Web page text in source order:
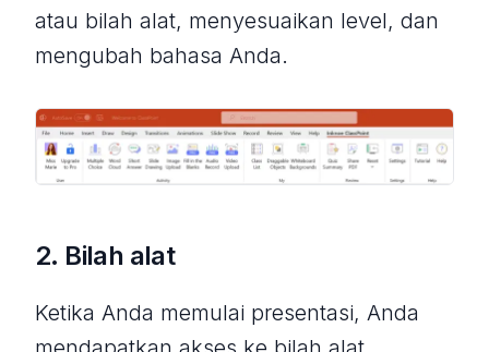
atau bilah alat, menyesuaikan level, dan
mengubah bahasa Anda.
2. Bilah alat
Ketika Anda memulai presentasi, Anda